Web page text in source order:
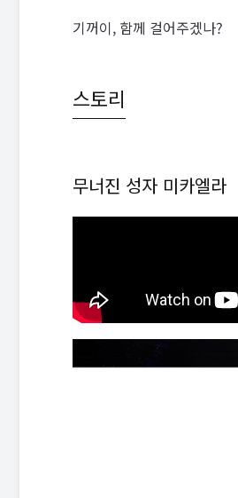
기꺼이, 함께 걸어주겠나?
스토리
무너진 성자 미카엘라